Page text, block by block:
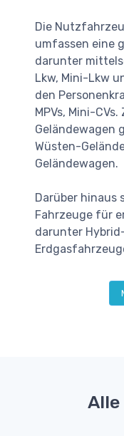
Die
umfassen eine
darunter
Lkw, Mini-Lkw
den
MPVs, Mini-
Geländewagen
Wüsten-
Geländewagen.
Darüber hinaus
Fahrzeuge für
darunter
Alle